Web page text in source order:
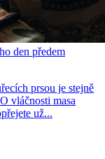
den předem
prsou je stejně
vláčnosti masa
už...